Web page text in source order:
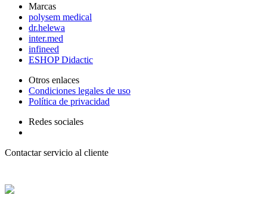
Marcas
polysem medical
dr.helewa
inter.med
infineed
ESHOP Didactic
Otros enlaces
Condiciones legales de uso
Política de privacidad
Redes sociales
Contactar servicio al cliente